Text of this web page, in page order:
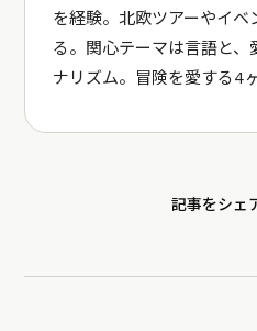
を経験。北欧ツアーやイ
る。関心テーマは言語と、
ナリズム。冒険を愛する4
記事をシェ